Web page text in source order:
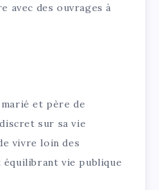
avec des ouvrages à
et père de
sur sa vie
vivre loin des
équilibrant vie publique